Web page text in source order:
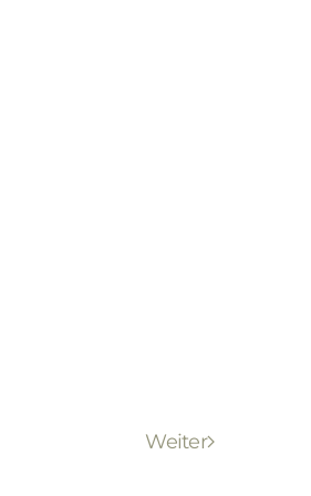
Weiter